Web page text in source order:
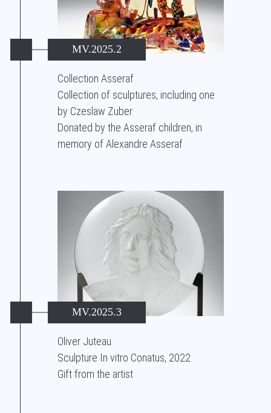
MV.2025.2
Collection Asseraf
Collection of sculptures, including one
by Czeslaw Zuber
Donated by the Asseraf children, in
memory of Alexandre Asseraf
MV.2025.3
Oliver Juteau
Sculpture In vitro Conatus, 2022
Gift from the artist